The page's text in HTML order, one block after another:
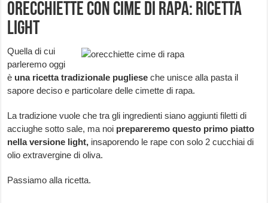
Orecchiette con cime di rapa: ricetta
light
Quella di cui
parleremo oggi
è una ricetta tradizionale pugliese che unisce alla pasta il
sapore deciso e particolare delle cimette di rapa.
La tradizione vuole che tra gli ingredienti siano aggiunti filetti di
acciughe sotto sale, ma noi prepareremo questo primo piatto
nella versione light, insaporendo le rape con solo 2 cucchiai di
olio extravergine di oliva.
Passiamo alla ricetta.